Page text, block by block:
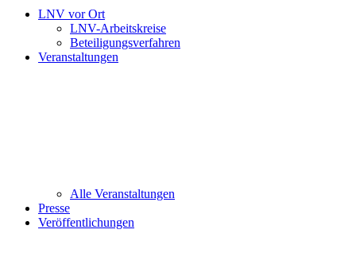
LNV vor Ort
LNV-Arbeitskreise
Beteiligungsverfahren
Veranstaltungen
Alle Veranstaltungen
Presse
Veröffentlichungen